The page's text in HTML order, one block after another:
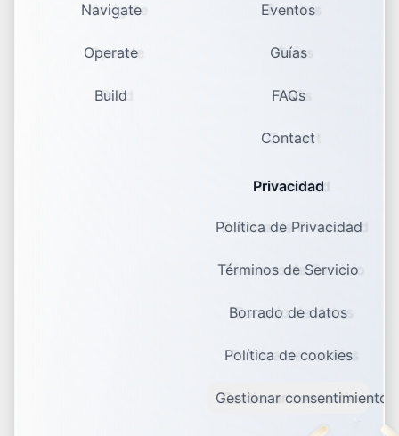
Navigate
Operate
Build
Eventos
Guías
FAQs
Contact
Privacidad
Política de Privacidad
Términos de Servicio
Borrado de datos
Política de cookies
Gestionar consentimiento